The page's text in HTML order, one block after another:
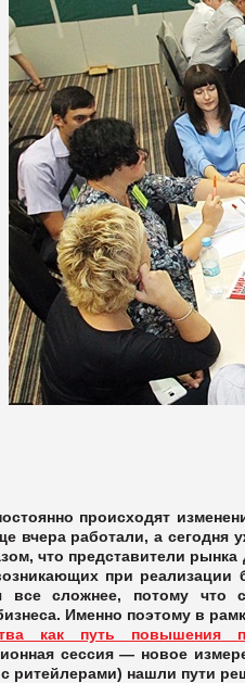
происходят
вчера работали, а сегодня
что представители рынка
при реализации
все сложнее, потому что
Именно поэтому в
как путь повышения
сессия — новое
ритейлерами) нашли пути